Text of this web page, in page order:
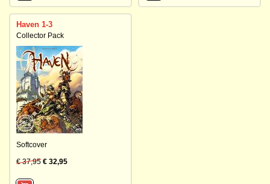
Haven 1-3
Collector Pack
Softcover
€ 37,95 € 32,95